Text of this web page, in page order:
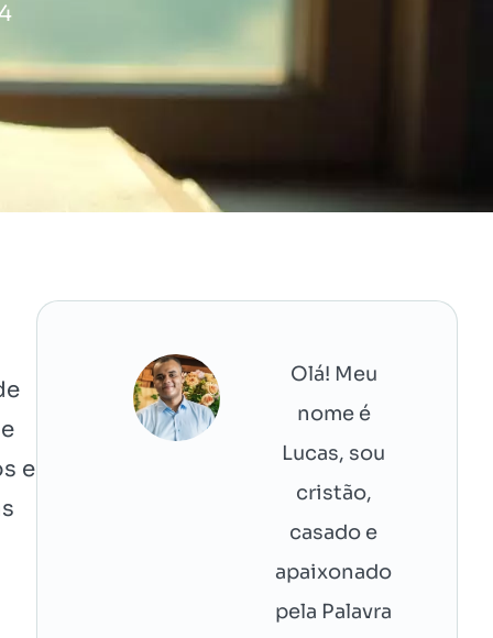
e
Olá! Meu
nome é
Lucas, sou
cristão,
casado e
apaixonado
pela Palavra